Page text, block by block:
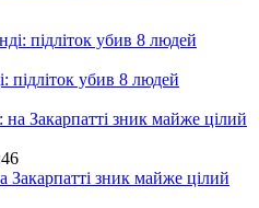
підліток убив 8 людей
зник майже цілий